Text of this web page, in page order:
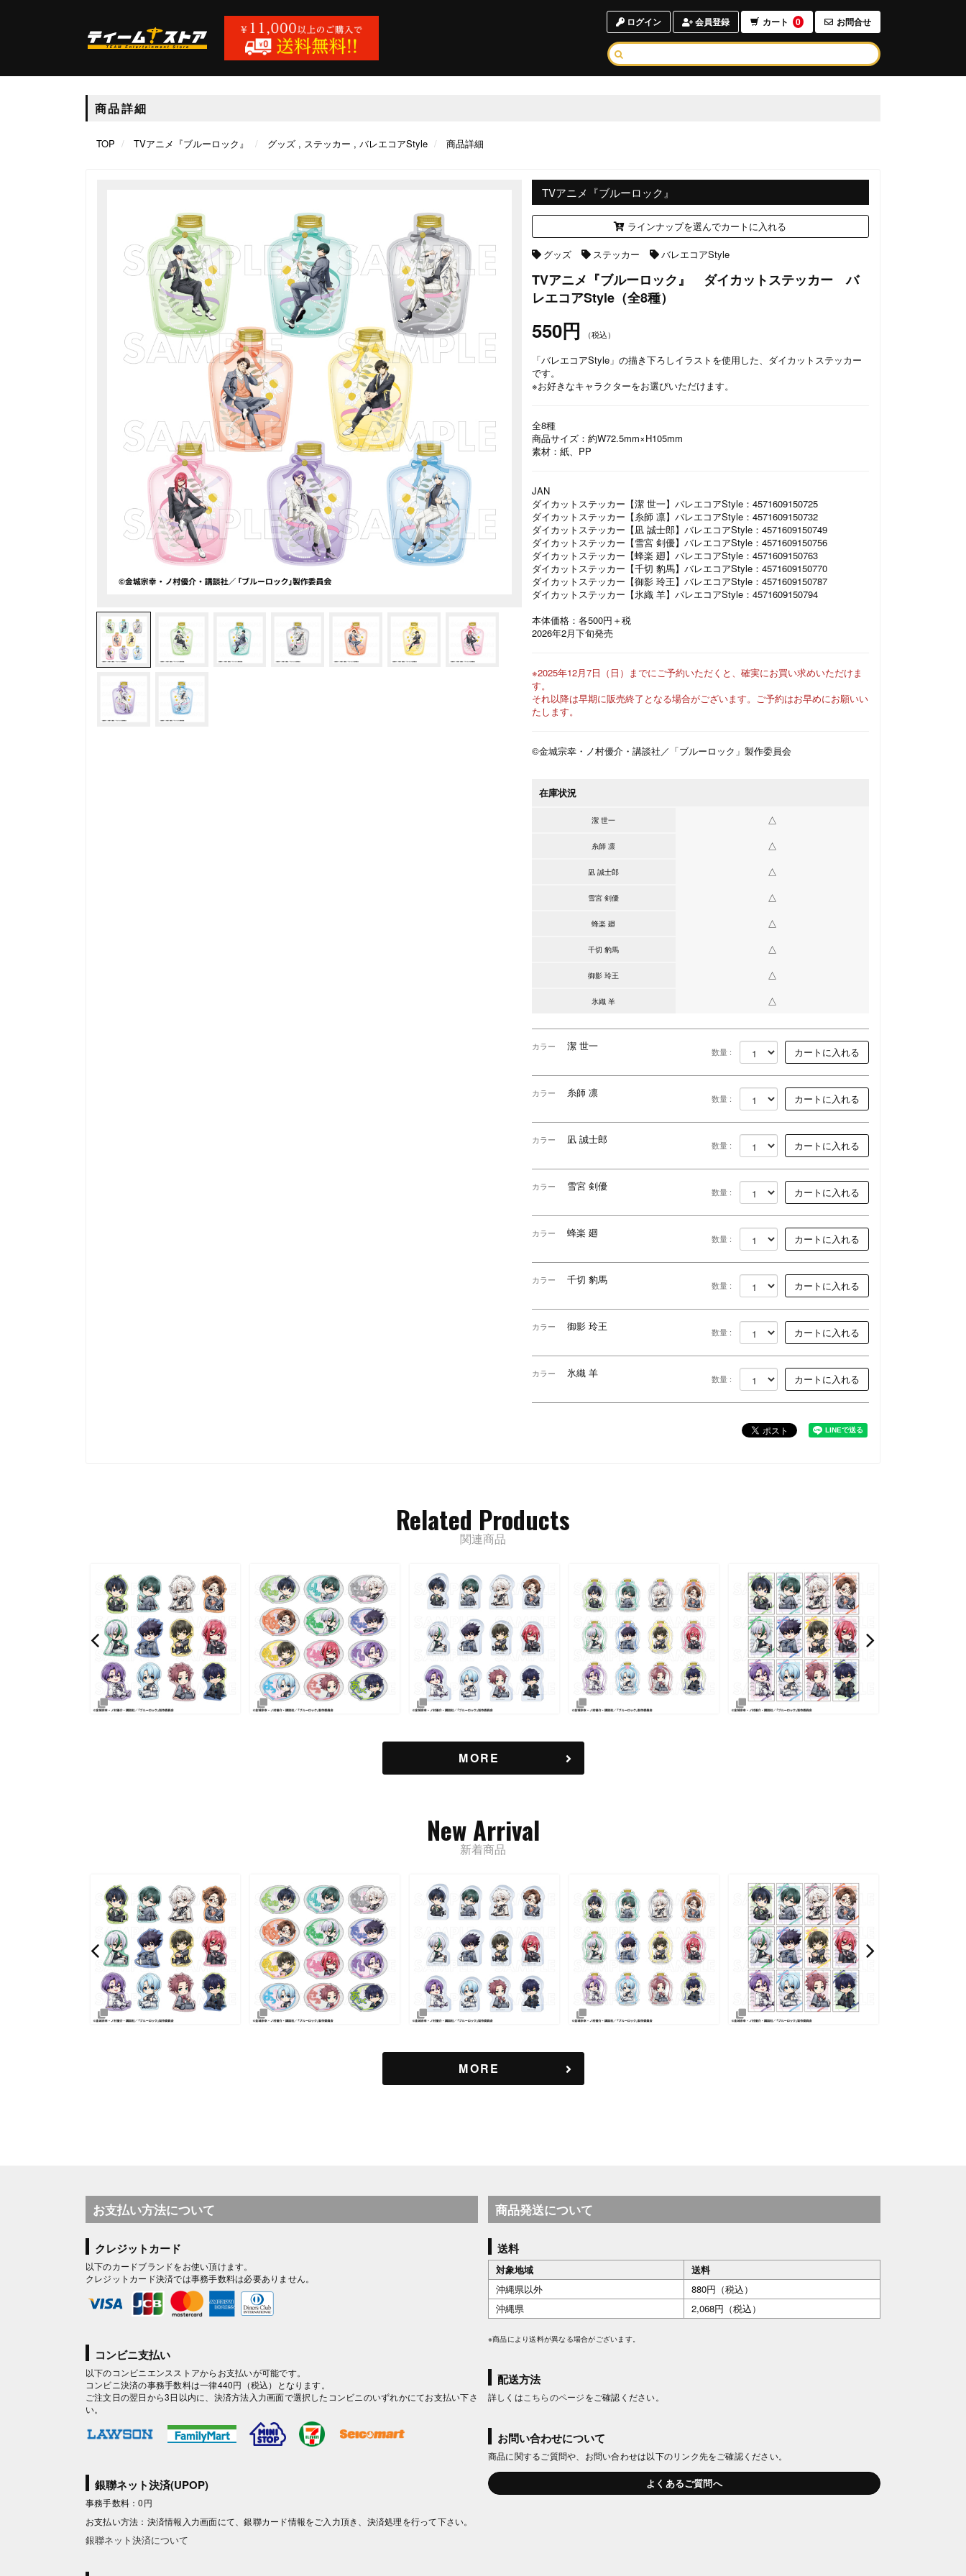
ログイン 会員登録 カート 0 お問合せ
商品詳細
TOP TVアニメ『ブルーロック』 グッズ ステッカー バレエコアStyle 商品詳細
TVアニメ『ブルーロック』
ラインナップを選んでカートに入れる
グッズ ステッカー バレエコアStyle
TVアニメ『ブルーロック』 ダイカットステッカー バ
レエコアStyle（全8種）
550円 （税込）
「バレエコアStyle」の描き下ろしイラストを使用した、ダイカットステッカー
です。
※お好きなキャラクターをお選びいただけます。
全8種
商品サイズ：約W72.5mm×H105mm
素材：紙、PP
JAN
ダイカットステッカー【潔 世一】バレエコアStyle：4571609150725
ダイカットステッカー【糸師 凛】バレエコアStyle：4571609150732
ダイカットステッカー【凪 誠士郎】バレエコアStyle：4571609150749
ダイカットステッカー【雪宮 剣優】バレエコアStyle：4571609150756
ダイカットステッカー【蜂楽 廻】バレエコアStyle：4571609150763
ダイカットステッカー【千切 豹馬】バレエコアStyle：4571609150770
ダイカットステッカー【御影 玲王】バレエコアStyle：4571609150787
ダイカットステッカー【氷織 羊】バレエコアStyle：4571609150794
本体価格：各500円＋税
2026年2月下旬発売
※2025年12月7日（日） までにご予約いただくと、確実にお買い求めいただけま
す。
それ以降は早期に販売終了となる場合がございます。ご予約はお早めにお願いい
たします。
©金城宗幸・ノ村優介・講談社／「ブルーロック」製作委員会
在庫状況
潔 世一 △
糸師 凛 △
凪 誠士郎 △
雪宮 剣優 △
蜂楽 廻 △
千切 豹馬 △
御影 玲王 △
氷織 羊 △
カラー 潔 世一 数量 :
カラー 糸師 凛 数量 :
カラー 凪 誠士郎 数量 :
カラー 雪宮 剣優 数量 :
カラー 蜂楽 廻 数量 :
カラー 千切 豹馬 数量 :
カラー 御影 玲王 数量 :
カラー 氷織 羊 数量 :
Related Products
関連商品
MORE
New Arrival
新着商品
MORE
お支払い方法について
クレジットカード
以下のカードブランドをお使い頂けます。
クレジットカード決済では事務手数料は必要ありません。
コンビニ支払い
以下のコンビニエンスストアからお支払いが可能です。
コンビニ決済の事務手数料は一律440円（税込）となります。
ご注文日の翌日から3日以内に、決済方法入力画面で選択したコンビニのいずれかにてお支払い下さ
い。
銀聯ネット決済(UPOP)
事務手数料：0円
お支払い方法：決済情報入力画面にて、銀聯カード情報をご入力頂き、決済処理を行って下さい。
銀聯ネット決済について
商品発送について
送料
対象地域
送料
沖縄県以外
880円（税込）
沖縄県
2,068円（税込）
※商品により送料が異なる場合がございます。
配送方法
詳しくは こちらのページをご確認ください。
お問い合わせについて
商品に関するご質問や、お問い合わせは以下のリンク先をご確認ください。
よくあるご質問へ